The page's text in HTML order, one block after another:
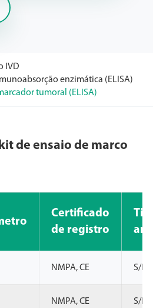
IVD
enzimática (ELISA)
tumoral (ELISA)
de ensaio de marco
Certificado
de registro
NMPA, CE S/P
NMPA, CE S/P